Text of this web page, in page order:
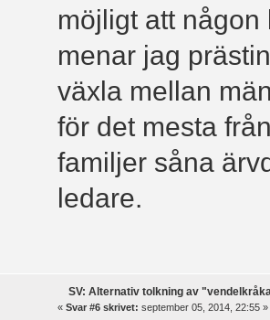
möjligt att
menar jag
växla mellan
för det mesta
familjer såna
ledare.
SV: Alternativ tolkning av
« Svar #6 skrivet: september 05, 2014, 22:55 »